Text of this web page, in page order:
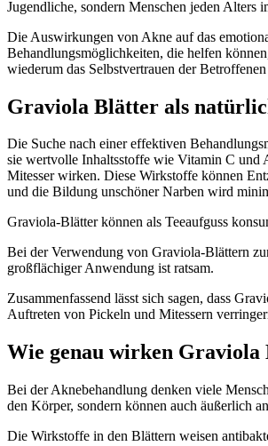
Jugendliche, sondern Menschen jeden Alters
Die Auswirkungen von Akne auf das
Behandlungsmöglichkeiten, die helfen
wiederum das Selbstvertrauen der
Graviola Blätter als
Die Suche nach einer effektiven
sie wertvolle Inhaltsstoffe wie Vitamin C und
Mitesser wirken. Diese Wirkstoffe können
und die Bildung unschöner Narben wird
Graviola-Blätter können als Teeaufguss
Bei der Verwendung von Graviola-Blättern
großflächiger Anwendung ist ratsam.
Zusammenfassend lässt sich sagen, dass
Auftreten von Pickeln und Mitessern
Wie genau wirken
Bei der Aknebehandlung denken viele
den Körper, sondern können auch äußerlich
Die Wirkstoffe in den Blättern weisen